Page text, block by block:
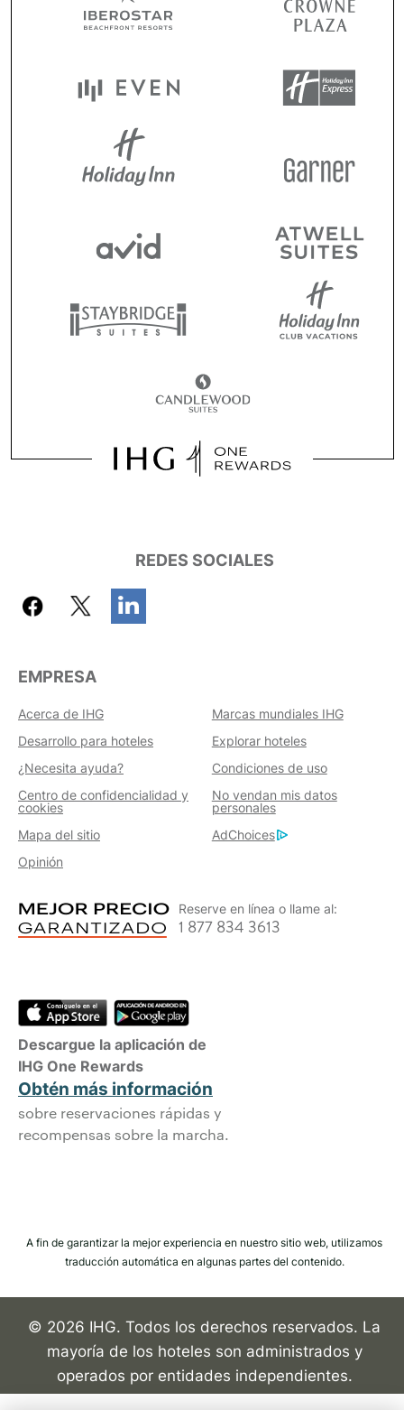
REDES SOCIALES
EMPRESA
Acerca de IHG
Marcas mundiales IHG
Desarrollo para hoteles
Explorar hoteles
¿Necesita ayuda?
Condiciones de uso
Centro de confidencialidad y
cookies
No vendan mis datos
personales
Mapa del sitio
AdChoices
Opinión
Reserve en línea o llame al:
1 877 834 3613
Descargue la aplicación de
IHG One Rewards
Obtén más información
sobre reservaciones rápidas y
recompensas sobre la marcha.
A fin de garantizar la mejor experiencia en nuestro sitio web, utilizamos
traducción automática en algunas partes del contenido.
© 2026 IHG. Todos los derechos reservados. La
mayoría de los hoteles son administrados y
operados por entidades independientes.